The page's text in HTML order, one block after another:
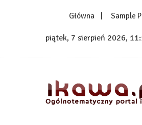
Główna Sample
piątek, 7 sierpień 2026,